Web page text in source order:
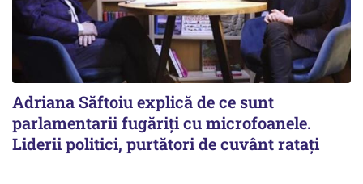
Adriana Săftoiu explică de ce sunt
parlamentarii fugăriți cu microfoanele.
Liderii politici, purtători de cuvânt ratați